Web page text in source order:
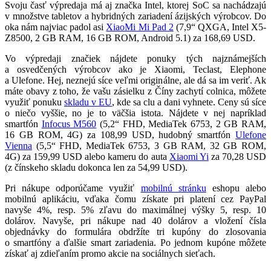
Svoju časť výpredaja má aj značka Intel, ktorej SoC sa nachádzajú
v množstve tabletov a hybridných zariadení ázijských výrobcov. Do
oka nám najviac padol asi XiaoMi Mi Pad 2 (7,9“ QXGA, Intel X5-
Z8500, 2 GB RAM, 16 GB ROM, Android 5.1) za 168,69 USD.
Vo výpredaji značiek nájdete ponuky tých najznámejších
a osvedčených výrobcov ako je Xiaomi, Teclast, Elephone
a Ulefone. Hej, neznejú síce veľmi originálne, ale dá sa im veriť. Ak
máte obavy z toho, že vašu zásielku z Číny zachytí colnica, môžete
využiť ponuku skladu v EU, kde sa clu a dani vyhnete. Ceny sú síce
o niečo vyššie, no je to väčšia istota. Nájdete v nej napríklad
smartfón Infocus M560 (5,2“ FHD, MediaTek 6753, 2 GB RAM,
16 GB ROM, 4G) za 108,99 USD, hudobný smartfón Ulefone
Vienna (5,5“ FHD, MediaTek 6753, 3 GB RAM, 32 GB ROM,
4G) za 159,99 USD alebo kameru do auta Xiaomi Yi za 70,28 USD
(z čínskeho skladu dokonca len za 54,99 USD).
Pri nákupe odporúčame využiť mobilnú stránku eshopu alebo
mobilnú aplikáciu, vďaka čomu získate pri platení cez PayPal
navyše 4%, resp. 5% zľavu do maximálnej výšky 5, resp. 10
dolárov. Navyše, pri nákupe nad 40 dolárov a vložení čísla
objednávky do formulára obdržíte tri kupóny do zlosovania
o smartfóny a ďalšie smart zariadenia. Po jednom kupóne môžete
získať aj zdieľaním promo akcie na sociálnych sieťach.